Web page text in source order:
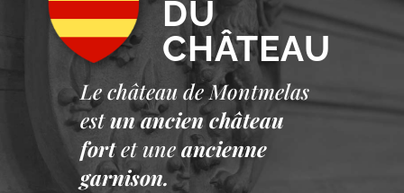
DU
CHÂTEAU
Le château de Montmelas
est un ancien château
fort et une ancienne
garnison.